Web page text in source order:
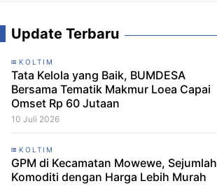
Update Terbaru
KOLTIM
Tata Kelola yang Baik, BUMDESA
Bersama Tematik Makmur Loea Capai
Omset Rp 60 Jutaan
10 Juli 2026
KOLTIM
GPM di Kecamatan Mowewe, Sejumlah
Komoditi dengan Harga Lebih Murah